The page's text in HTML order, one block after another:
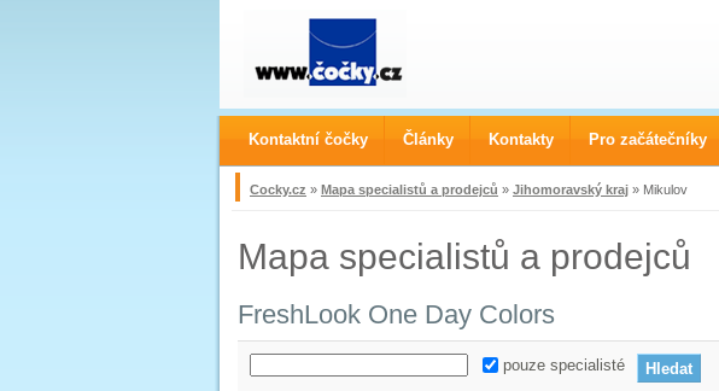
Cocky.cz » Mapa specialistů a prodejců » Jihomoravský kraj » Mikulov
Mapa specialistů a prodejců
FreshLook One Day Colors
pouze specialisté
Kontaktní čočky Články Kontakty Pro začátečníky